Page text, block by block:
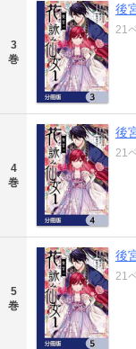
3
巻
後
21
4
巻
後
21
5
巻
後
21